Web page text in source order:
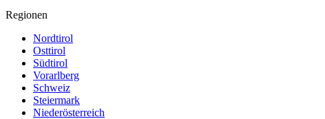
Regionen
Nordtirol
Osttirol
Südtirol
Vorarlberg
Schweiz
Steiermark
Niederösterreich